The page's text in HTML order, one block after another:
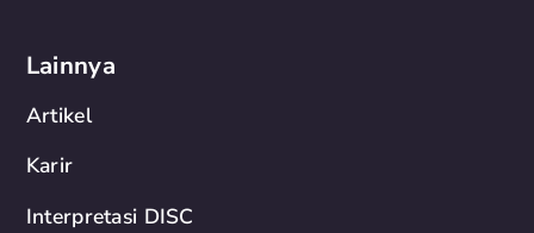
Lainnya
Artikel
Karir
Interpretasi DISC